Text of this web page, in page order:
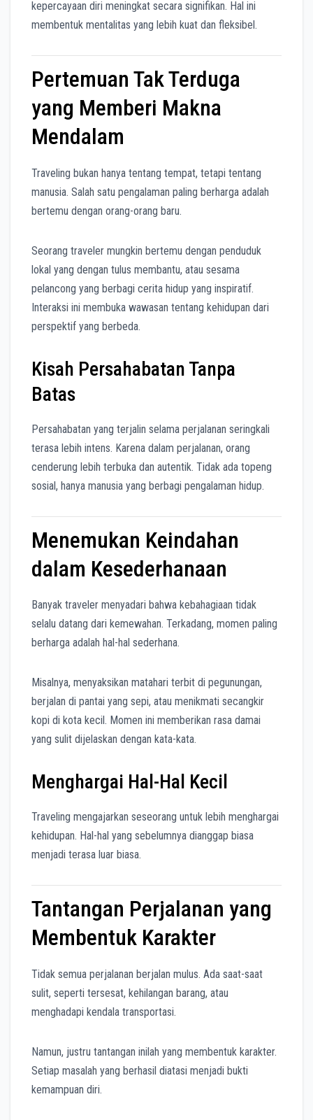
kepercayaan diri meningkat secara signifikan. Hal ini
membentuk mentalitas yang lebih kuat dan fleksibel.
Pertemuan Tak Terduga
yang Memberi Makna
Mendalam
Traveling bukan hanya tentang tempat, tetapi tentang
manusia. Salah satu pengalaman paling berharga adalah
bertemu dengan orang-orang baru.
Seorang traveler mungkin bertemu dengan penduduk
lokal yang dengan tulus membantu, atau sesama
pelancong yang berbagi cerita hidup yang inspiratif.
Interaksi ini membuka wawasan tentang kehidupan dari
perspektif yang berbeda.
Kisah Persahabatan Tanpa
Batas
Persahabatan yang terjalin selama perjalanan seringkali
terasa lebih intens. Karena dalam perjalanan, orang
cenderung lebih terbuka dan autentik. Tidak ada topeng
sosial, hanya manusia yang berbagi pengalaman hidup.
Menemukan Keindahan
dalam Kesederhanaan
Banyak traveler menyadari bahwa kebahagiaan tidak
selalu datang dari kemewahan. Terkadang, momen paling
berharga adalah hal-hal sederhana.
Misalnya, menyaksikan matahari terbit di pegunungan,
berjalan di pantai yang sepi, atau menikmati secangkir
kopi di kota kecil. Momen ini memberikan rasa damai
yang sulit dijelaskan dengan kata-kata.
Menghargai Hal-Hal Kecil
Traveling mengajarkan seseorang untuk lebih menghargai
kehidupan. Hal-hal yang sebelumnya dianggap biasa
menjadi terasa luar biasa.
Tantangan Perjalanan yang
Membentuk Karakter
Tidak semua perjalanan berjalan mulus. Ada saat-saat
sulit, seperti tersesat, kehilangan barang, atau
menghadapi kendala transportasi.
Namun, justru tantangan inilah yang membentuk karakter.
Setiap masalah yang berhasil diatasi menjadi bukti
kemampuan diri.